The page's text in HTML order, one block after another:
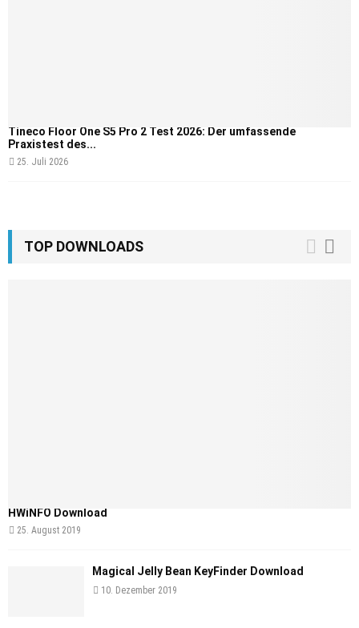
Tineco Floor One S5 Pro 2 Test 2026: Der umfassende
Praxistest des...
25. Juli 2026
TOP DOWNLOADS
HWiNFO Download
25. August 2019
Magical Jelly Bean KeyFinder Download
10. Dezember 2019